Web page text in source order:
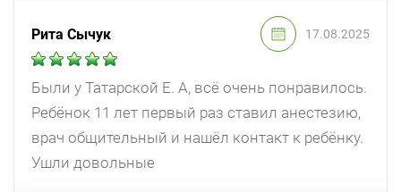
Рита Сычук 17.08.2025
Были у Татарской Е. А, всё очень понравилось.
Ребёнок 11 лет первый раз ставил анестезию,
врач общительный и нашёл контакт к ребёнку.
Ушли довольные